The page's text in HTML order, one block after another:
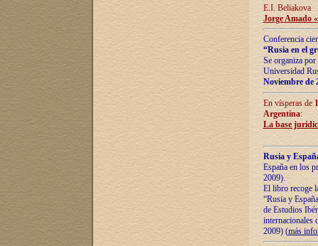
E.I. Beliakova
Jorge Amado
Conferencia
“Rusia en el
Se organiza
Universidad
Noviembre de
En vísperas de
Argentina:
La base
Rusia y
España en los
2009).
El libro recoge
“Rusia y
de Estudios
internacionales
2009) (más